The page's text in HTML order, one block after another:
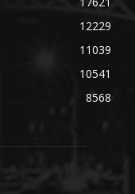
12229
11039
10541
8568